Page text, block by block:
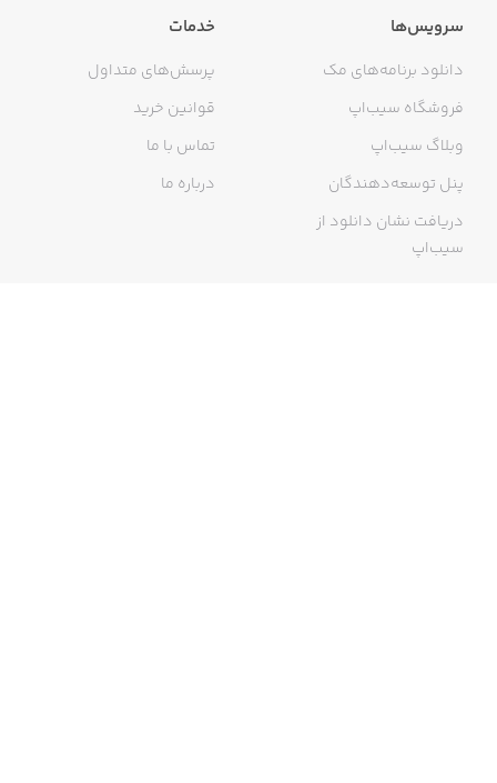
سرویس‌ها
دانلود برنامه‌های مک
فروشگاه سیب‌اپ
وبلاگ سیب‌اپ
پنل توسعه‌دهندگان
دریافت نشان دانلود از
سیب‌اپ
خدمات
پرسش‌های متداول
قوانین خرید
تماس با ما
درباره ما